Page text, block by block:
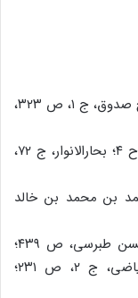
۱. بحارالانوار، ج ۵۲، ص ۱۲۵؛ کمال الدّین، شیخ صدوق، ج ۱، ص ۳۲۳،
۲. کافی، ثقـ［ الاسلام کلینی، ج ۲، ص ۲۲۲، ح ۴؛ بحارالانوار، ج ۷۲،
المحاسن، احمد بن محمد بن خالد
۴. اعلام الوری، امین الاسلام فضل الله بن حسن طبرسی، ص ۴۳۹؛
الصراط المستقیم، علی بن یونس نباطی بیاضی، ج ۲، ص ۲۳۱؛